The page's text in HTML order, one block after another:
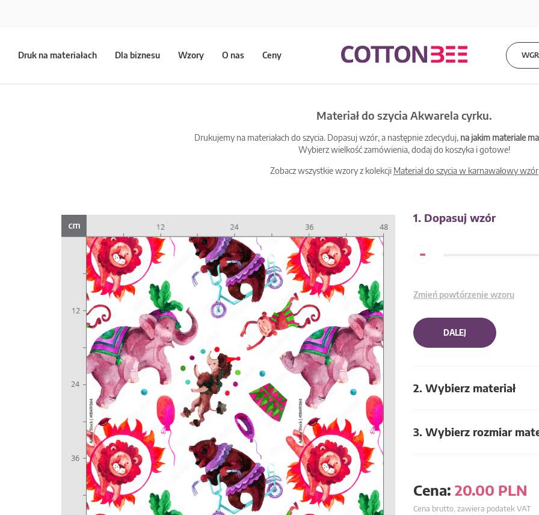
Druk na materiałach Dla biznesu Wzory O nas Ceny
Materiał do szycia Akwarela cyrku.
Drukujemy na materiałach do szycia. Dopasuj wzór, a następnie zdecyduj, na jakim materiale
Wybierz wielkość zamówienia, dodaj do koszyka i gotowe!
Zobacz wszystkie wzory z kolekcji Materiał do szycia w karnawałowy wzór
1. Dopasuj wzór
-
Zmień powtórzenie wzoru
DALEJ
2. Wybierz materiał
3. Wybierz rozmiar
Cena: 20.00 PLN
Cena brutto, zawiera podatek VAT